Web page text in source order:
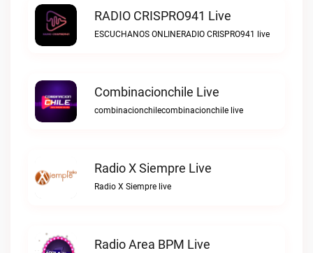
RADIO CRISPRO941 Live
ESCUCHANOS ONLINERADIO CRISPRO941 live
Combinacionchile Live
combinacionchilecombinacionchile live
Radio X Siempre Live
Radio X Siempre live
Radio Area BPM Live